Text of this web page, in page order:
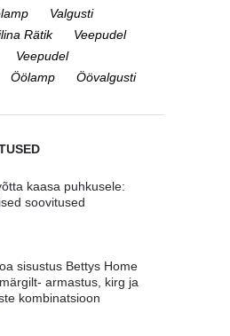
Valgusti
Rätik
Veepudel
Veepudel
Öölamp Öövalgusti
kaasa puhkusele:
soovitused
sisustus Bettys Home
armastus, kirg ja
kombinatsioon